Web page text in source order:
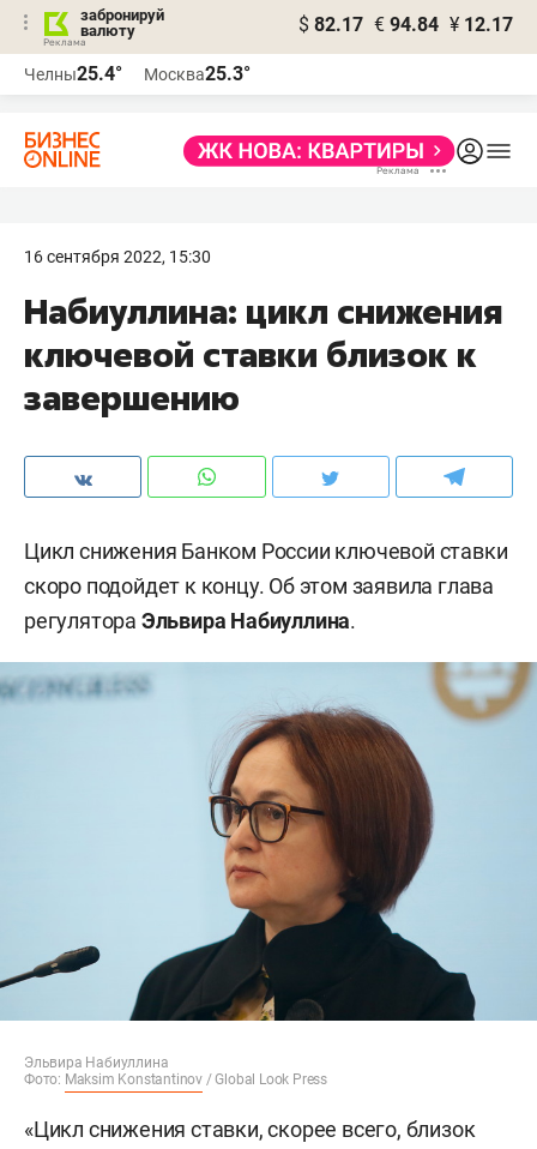
забронируй
валюту
$ 82.17 € 94.84 ¥ 12.17
Челны25.4° Москва25.3°
16 сентября 2022, 15:30
Набиуллина: цикл снижения
ключевой ставки близок к
завершению
Цикл снижения Банком России ключевой ставки
скоро подойдет к концу. Об этом заявила глава
регулятора Эльвира Набиуллина.
Эльвира Набиуллина
Фото: Maksim Konstantinov / Global Look Press
«Цикл снижения ставки, скорее всего, близок